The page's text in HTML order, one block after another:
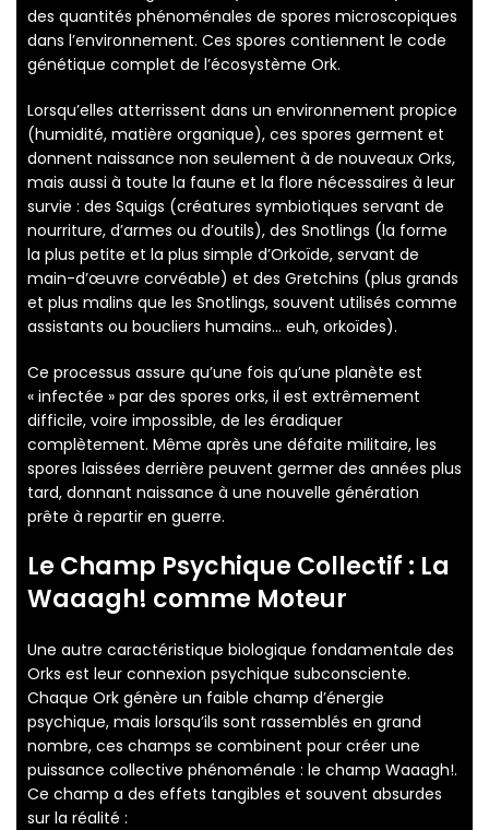
des quantités phénoménales de spores microscopiques
dans l’environnement. Ces spores contiennent le code
génétique complet de l’écosystème Ork.
Lorsqu’elles atterrissent dans un environnement propice
(humidité, matière organique), ces spores germent et
donnent naissance non seulement à de nouveaux Orks,
mais aussi à toute la faune et la flore nécessaires à leur
survie : des Squigs (créatures symbiotiques servant de
nourriture, d’armes ou d’outils), des Snotlings (la forme
la plus petite et la plus simple d’Orkoïde, servant de
main-d’œuvre corvéable) et des Gretchins (plus grands
et plus malins que les Snotlings, souvent utilisés comme
assistants ou boucliers humains… euh, orkoïdes).
Ce processus assure qu’une fois qu’une planète est
« infectée » par des spores orks, il est extrêmement
difficile, voire impossible, de les éradiquer
complètement. Même après une défaite militaire, les
spores laissées derrière peuvent germer des années plus
tard, donnant naissance à une nouvelle génération
prête à repartir en guerre.
Le Champ Psychique Collectif : La
Waaagh! comme Moteur
Une autre caractéristique biologique fondamentale des
Orks est leur connexion psychique subconsciente.
Chaque Ork génère un faible champ d’énergie
psychique, mais lorsqu’ils sont rassemblés en grand
nombre, ces champs se combinent pour créer une
puissance collective phénoménale : le champ Waaagh!.
Ce champ a des effets tangibles et souvent absurdes
sur la réalité :